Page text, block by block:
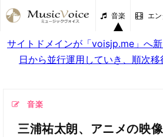
音楽 エ
サイトドメインが「voisjp.me」へ
日から並行運用していき、順次移
音楽
三浦祐太朗、アニメの映